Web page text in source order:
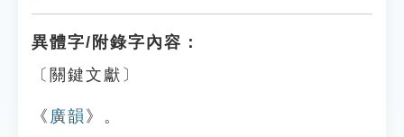
異體字/附錄字內容：
〔關鍵文獻〕
《 廣韻 》。